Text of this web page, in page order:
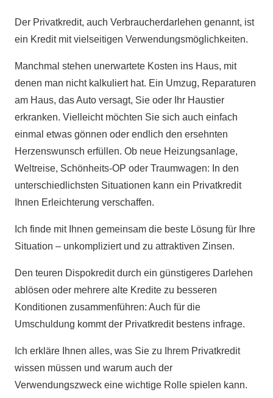
Der Privatkredit, auch Verbraucherdarlehen genannt, ist
ein Kredit mit vielseitigen Verwendungsmöglichkeiten.
Manchmal stehen unerwartete Kosten ins Haus, mit
denen man nicht kalkuliert hat. Ein Umzug, Reparaturen
am Haus, das Auto versagt, Sie oder Ihr Haustier
erkranken. Vielleicht möchten Sie sich auch einfach
einmal etwas gönnen oder endlich den ersehnten
Herzenswunsch erfüllen. Ob neue Heizungsanlage,
Weltreise, Schönheits-OP oder Traumwagen: In den
unterschiedlichsten Situationen kann ein Privatkredit
Ihnen Erleichterung verschaffen.
Ich finde mit Ihnen gemeinsam die beste Lösung für Ihre
Situation – unkompliziert und zu attraktiven Zinsen.
Den teuren Dispokredit durch ein günstigeres Darlehen
ablösen oder mehrere alte Kredite zu besseren
Konditionen zusammenführen: Auch für die
Umschuldung kommt der Privatkredit bestens infrage.
Ich erkläre Ihnen alles, was Sie zu Ihrem Privatkredit
wissen müssen und warum auch der
Verwendungszweck eine wichtige Rolle spielen kann.